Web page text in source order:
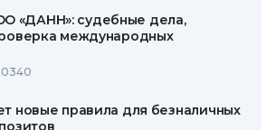
«ДАНН»: судебные дела,
международных
новые правила для безналичных